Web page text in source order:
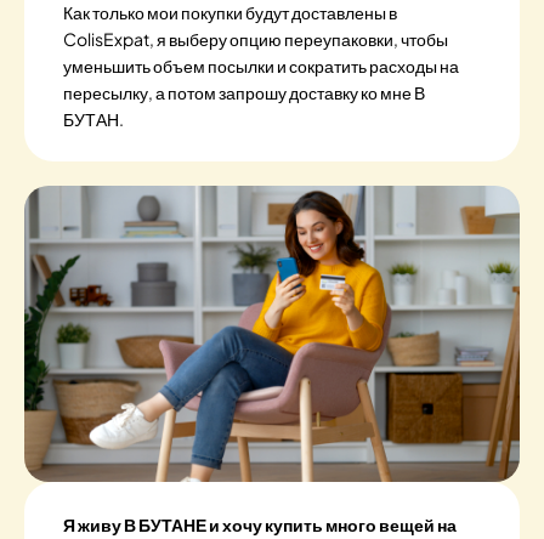
Как только мои покупки будут доставлены в
ColisExpat, я выберу опцию переупаковки, чтобы
уменьшить объем посылки и сократить расходы на
пересылку, а потом запрошу доставку ко мне В
БУТАН.
Я живу В БУТАНЕ и хочу купить много вещей на